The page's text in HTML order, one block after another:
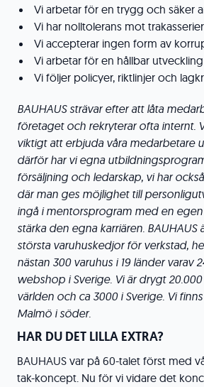
Vi arbetar för en trygg och säker
Vi har nolltolerans mot
Vi accepterar ingen form av
Vi arbetar för en hållbar utveckling
Vi följer policyer, riktlinjer och
BAUHAUS strävar efter att låta
företaget och rekryterar ofta internt.
viktigt att erbjuda våra medarbetare
därför har vi egna
försäljning och ledarskap, vi har
där man ges möjlighet till
ingå i mentorsprogram med en
stärka den egna karriären. BAUHAUS
största varuhuskedjor för verkstad,
nästan 300 varuhus i 19 länder varav
webshop i Sverige. Vi är drygt
världen och ca 3000 i Sverige. Vi
Malmö i söder.
HAR DU DET LILLA EXTRA?
BAUHAUS var på 60-talet först med
tak-koncept. Nu för vi vidare det